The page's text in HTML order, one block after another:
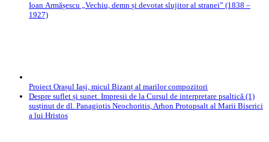
Ioan Armășescu „Vechiu, demn și devotat slujitor al stranei” (1838 –
1927)
Proiect Orașul Iași, micul Bizanț al marilor compozitori
Despre suflet și sunet. Impresii de la Cursul de interpretare psaltică (1)
susținut de dl. Panagiotis Neochoritis, Arhon Protopsalt al Marii Biserici
a lui Hristos